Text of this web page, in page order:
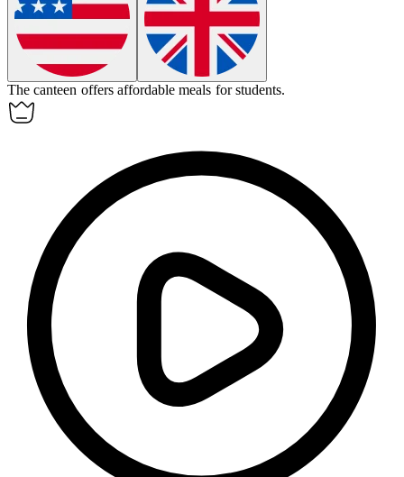
Thecanteen offers affordable meals for students.